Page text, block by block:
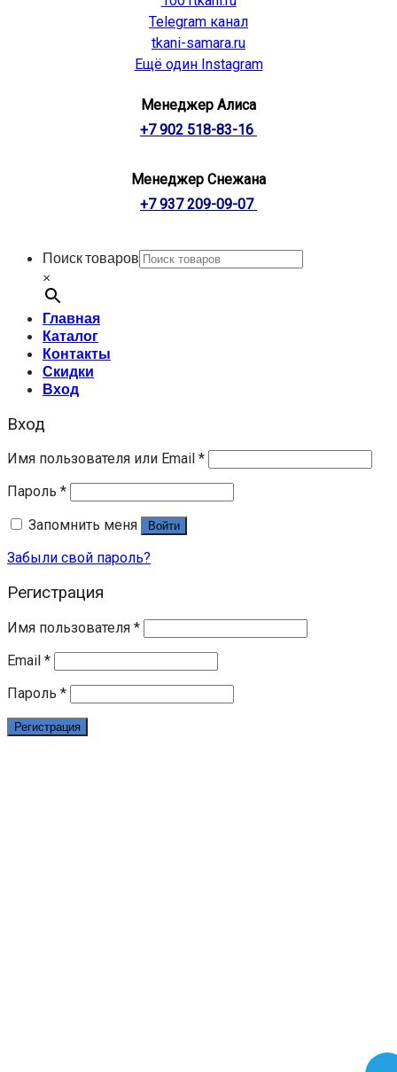
Telegram канал
tkani-samara.ru
Ещё один Instagram
Менеджер Алиса
+7 902 518-83-16
Менеджер Снежана
+7 937 209-09-07
Поиск товаров
×
Главная
Каталог
Контакты
Скидки
Вход
Вход
Имя пользователя или Email *
Пароль *
Запомнить меня
Войти
Забыли свой пароль?
Регистрация
Имя пользователя *
Email *
Пароль *
Регистрация